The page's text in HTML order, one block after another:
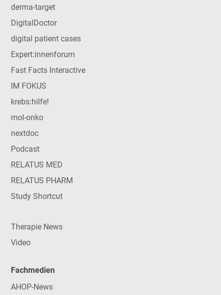
derma-target
DigitalDoctor
digital patient cases
Expert:innenforum
Fast Facts Interactive
IM FOKUS
krebs:hilfe!
mol-onko
nextdoc
Podcast
RELATUS MED
RELATUS PHARM
Study Shortcut
Therapie News
Video
Fachmedien
AHOP-News